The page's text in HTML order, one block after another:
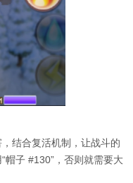
结合复活机制，让战斗的
帽子 #130”，否则就需要大